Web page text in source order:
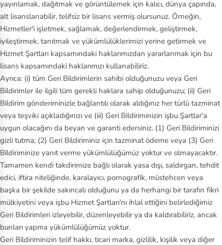
yayınlamak, dağıtmak ve görüntülemek için kalıcı, dünya çapında,
alt lisanslanabilir, telifsiz bir lisans vermiş olursunuz. Örneğin,
Hizmetler'i işletmek, sağlamak, değerlendirmek, geliştirmek,
iyileştirmek, tanıtmak ve yükümlülüklerimizi yerine getirmek ve
Hizmet Şartları kapsamındaki haklarımızdan yararlanmak için bu
lisans kapsamındaki haklarımızı kullanabiliriz.
Ayrıca: (i) tüm Geri Bildirimlerin sahibi olduğunuzu veya Geri
Bildirimler ile ilgili tüm gerekli haklara sahip olduğunuzu; (ii) Geri
Bildirim gönderiminizle bağlantılı olarak aldığınız her türlü tazminat
veya teşviki açıkladığınızı ve (iii) Geri Bildiriminizin işbu Şartlar'a
uygun olacağını da beyan ve garanti edersiniz. (1) Geri Bildiriminizi
gizli tutma; (2) Geri Bildiriminiz için tazminat ödeme veya (3) Geri
Bildiriminize yanıt verme yükümlülüğümüz yoktur ve olmayacaktır.
Tamamen kendi takdirimize bağlı olarak yasa dışı, saldırgan, tehdit
edici, iftira niteliğinde, karalayıcı, pornografik, müstehcen veya
başka bir şekilde sakıncalı olduğunu ya da herhangi bir tarafın fikri
mülkiyetini veya işbu Hizmet Şartları'nı ihlal ettiğini belirlediğimiz
Geri Bildirimleri izleyebilir, düzenleyebilir ya da kaldırabiliriz, ancak
bunları yapma yükümlülüğümüz yoktur.
Geri Bildiriminizin telif hakkı, ticari marka, gizlilik, kişilik veya diğer